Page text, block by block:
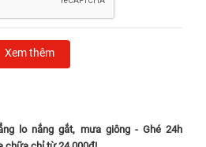
Xem thêm
lo nắng gắt, mưa giông - Ghé 24h